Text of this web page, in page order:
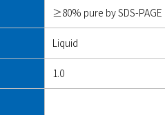
≥80% pure by SDS-
Liquid
1.0